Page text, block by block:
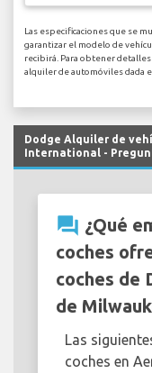
Las especificaciones que se
garantizar el modelo de
recibirá. Para obtener
alquiler de automóviles dada
Dodge Alquiler de
International -
question_answer ¿Qué
coches
coches de
de
Las
coches en